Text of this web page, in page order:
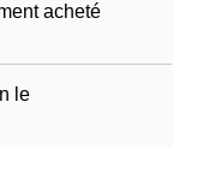
acheté
le